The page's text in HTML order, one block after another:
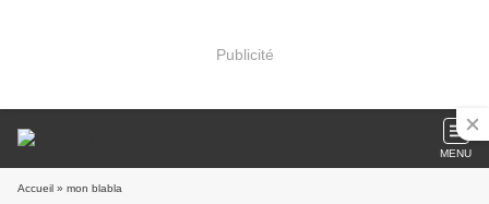
Publicité
MENU
Accueil » mon blabla